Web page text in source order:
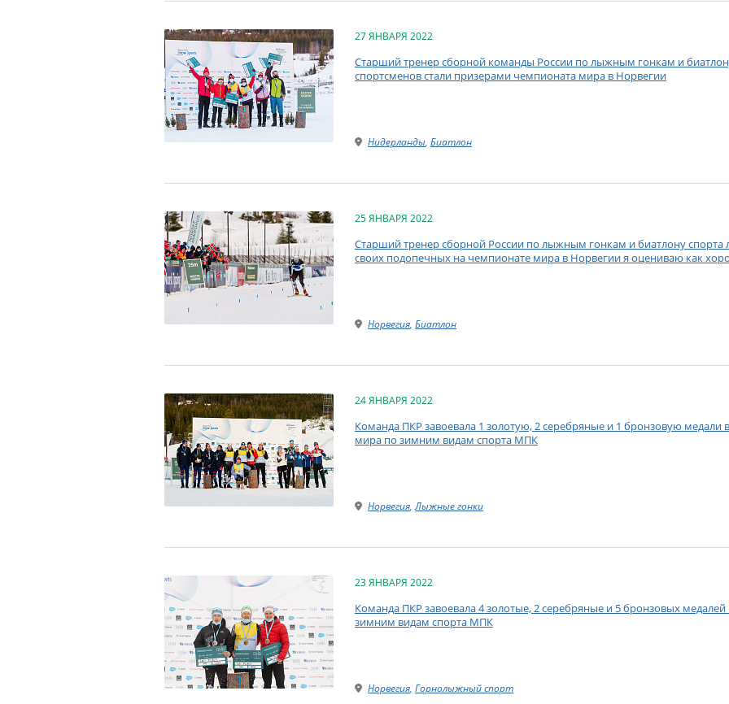
27 ЯНВАРЯ 2022
Старший тренер сборной команды России по лыжным гонкам и
спортсменов стали призерами чемпионата мира в Норвегии
Нидерланды, Биатлон
25 ЯНВАРЯ 2022
Старший тренер сборной России по лыжным гонкам и биатлону
своих подопечных на чемпионате мира в Норвегии я оцениваю как
Норвегия, Биатлон
24 ЯНВАРЯ 2022
Команда ПКР завоевала 1 золотую, 2 серебряные и 1 бронзовую
мира по зимним видам спорта МПК
Норвегия,Лыжные гонки
23 ЯНВАРЯ 2022
Команда ПКР завоевала 4 золотые, 2 серебряные и 5 бронзовых
зимним видам спорта МПК
Норвегия, Горнолыжный спорт